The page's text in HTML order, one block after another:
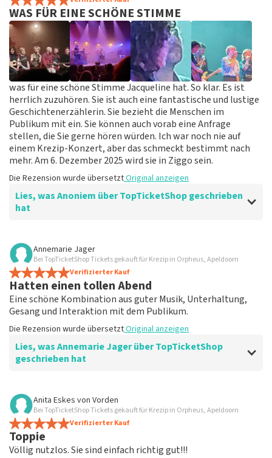
WAS FÜR EINE SCHÖNE STIMME
was für eine schöne Stimme Jacqueline hat. So klar. Es ist
herrlich zuzuhören. Sie ist auch eine fantastische und lustige
Geschichtenerzählerin. Sie bezieht die Menschen im
Publikum mit ein. Sie können auch vorab eine Anfrage
stellen, die Sie gerne hören würden. Ich war noch nie auf
einem Krezip-Konzert, aber das schmeckt bestimmt nach
mehr. Am 6. Dezember 2025 wird sie in Ziggo sein.
Die Rezension wurde übersetztOriginal anzeigen
Lies, was Anoniem über TopTicketShop geschrieben
hat
Bewertung von Anoniem über
Fein
Die Rezension wurde übersetzt Original anzeigen
Beste klant, Bedankt voor de leuke review en het delen
van de superleuke fotos! Wij zullen ze plaatsen op de
site! Met vriendelijke groeten, Joost Topticketshop
Antwort von TopTicketShop
Annemarie Jager
Bei TopTicketShop Tickets gekauft für Krezip in Orpheus, Apeldoorn
Verifizierter Kauf
Hatten einen tollen Abend
Eine schöne Kombination aus guter Musik, Unterhaltung,
Gesang und Interaktion mit dem Publikum.
Die Rezension wurde übersetztOriginal anzeigen
Lies, was Annemarie Jager über TopTicketShop
geschrieben hat
Bewertung von Annemarie Jager über
Immer gut und zuverlässig
Guter Service, Preis und Zuverlässigkeit
Die Rezension wurde übersetzt
Anita Eskes von Vorden
Bei TopTicketShop Tickets gekauft für Krezip in Orpheus, Apeldoorn
Verifizierter Kauf
Toppie
Völlig nutzlos. Sie sind einfach richtig gut!!!